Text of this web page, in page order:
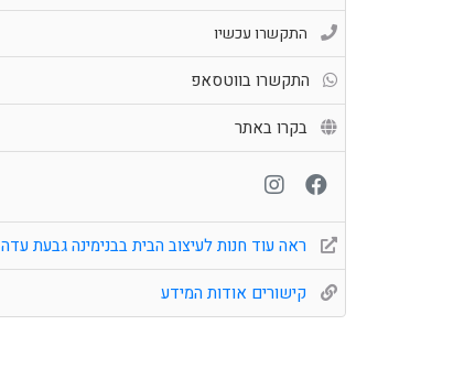
התקשרו עכשיו
התקשרו בווטסאפ
בקרו באתר
ראה עוד חנות לעיצוב הבית בבנימינה גבעת עדה
קישורים אודות המידע